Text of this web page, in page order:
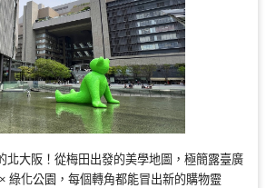
北大阪！從梅田出發的美學地圖，極簡露臺廣
綠化公園，每個轉角都能冒出新的購物靈